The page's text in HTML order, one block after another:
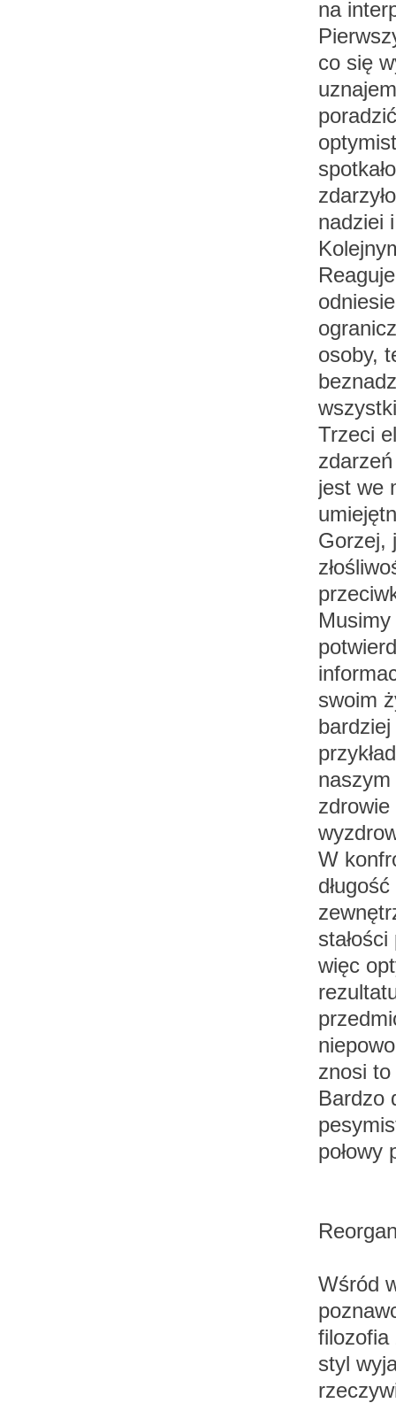
na
co się
nadziei
osoby,
Trzeci
jest we
Gorzej,
swoim
naszym
W
więc
znosi
Bardzo
połowy
Wśród
filozofia
styl